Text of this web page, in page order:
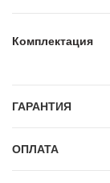
Комплектация
ГАРАНТИЯ
ОПЛАТА